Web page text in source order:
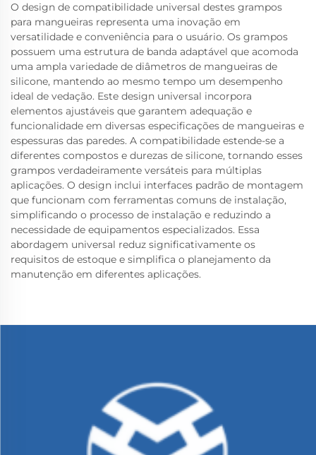
O design de compatibilidade universal destes grampos
para mangueiras representa uma inovação em
versatilidade e conveniência para o usuário. Os grampos
possuem uma estrutura de banda adaptável que acomoda
uma ampla variedade de diâmetros de mangueiras de
silicone, mantendo ao mesmo tempo um desempenho
ideal de vedação. Este design universal incorpora
elementos ajustáveis que garantem adequação e
funcionalidade em diversas especificações de mangueiras e
espessuras das paredes. A compatibilidade estende-se a
diferentes compostos e durezas de silicone, tornando esses
grampos verdadeiramente versáteis para múltiplas
aplicações. O design inclui interfaces padrão de montagem
que funcionam com ferramentas comuns de instalação,
simplificando o processo de instalação e reduzindo a
necessidade de equipamentos especializados. Essa
abordagem universal reduz significativamente os
requisitos de estoque e simplifica o planejamento da
manutenção em diferentes aplicações.